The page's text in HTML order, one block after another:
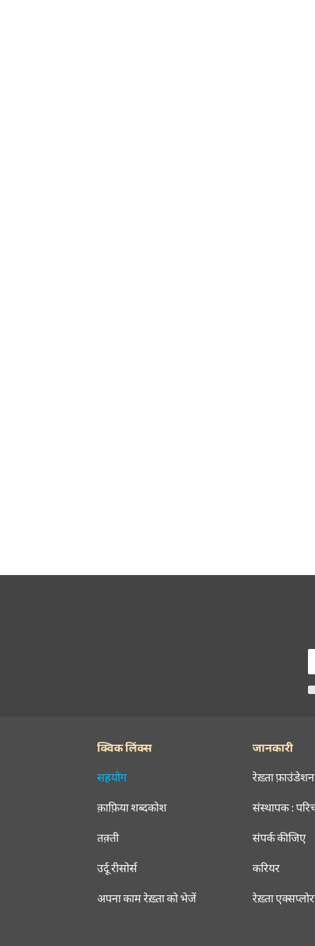
क्विक लिंक्स
सहयोग
क़ाफ़िया शब्दकोश
तक़्ती
उर्दू रीसोर्स
अपना काम रेख़्ता को भेजें
जानकारी
रेख़्ता फ़ाउंडेशन
संस्थापक :
संपर्क कीजिए
करियर
रेख़्ता